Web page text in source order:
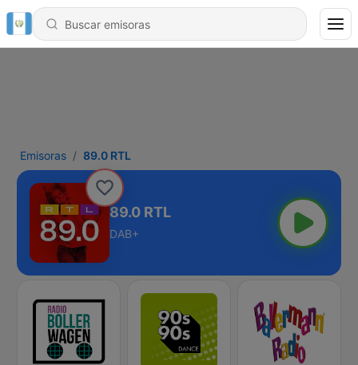
Emisoras 89.0 RTL
89.0 RTL
DAB+